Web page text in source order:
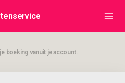
boeking vanuit je account.